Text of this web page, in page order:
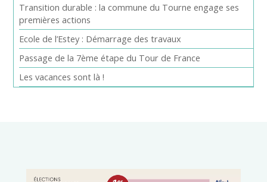
Transition durable : la commune du Tourne engage ses
premières actions
Ecole de l’Estey : Démarrage des travaux
Passage de la 7ème étape du Tour de France
Les vacances sont là !